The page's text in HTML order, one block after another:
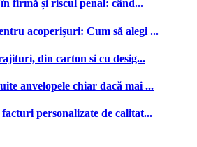
firmă și riscul penal: când...
acoperișuri: Cum să alegi ...
din carton si cu desig...
anvelopele chiar dacă mai ...
personalizate de calitat...